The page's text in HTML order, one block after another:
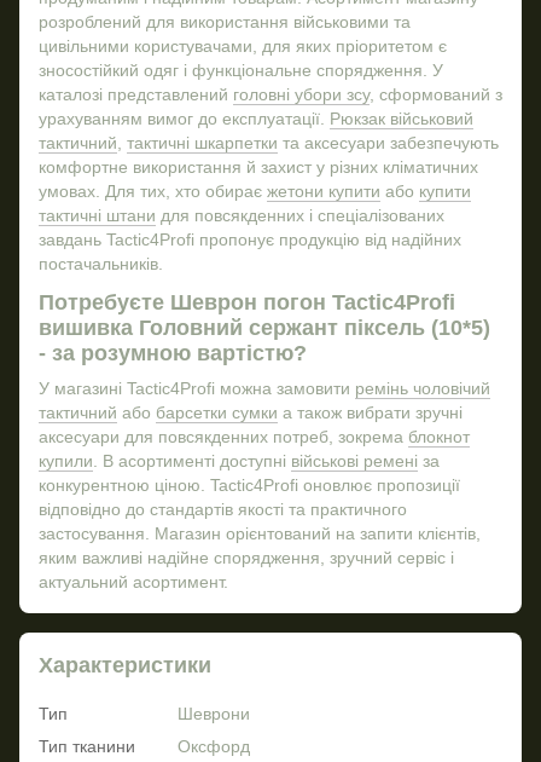
Купити ліхтар тактичний
Купити прапора
Тактичні флісові кофти
Устілки купити
Пончо дощовик купити
Підсумок для аптечки
Браслети для військових
Тактичний ремінь купити
Купити патчі військові
Защитні очки
Купити ніж військовий
Берці військові літні
Купити стікери
розроблений для використання військовими та
цивільними користувачами, для яких пріоритетом є
зносостійкий одяг і функціональне спорядження. У
каталозі представлений головні убори зсу, сформований з
урахуванням вимог до експлуатації. Рюкзак військовий
тактичний, тактичні шкарпетки та аксесуари забезпечують
комфортне використання й захист у різних кліматичних
умовах. Для тих, хто обирає жетони купити або купити
тактичні штани для повсякденних і спеціалізованих
завдань Tactic4Profi пропонує продукцію від надійних
постачальників.
Потребуєте Шеврон погон Tactic4Profi
вишивка Головний сержант піксель (10*5)
- за розумною вартістю?
У магазині Tactic4Profi можна замовити ремінь чоловічий
тактичний або барсетки сумки а також вибрати зручні
аксесуари для повсякденних потреб, зокрема блокнот
купили . В асортименті доступні військові ремені за
конкурентною ціною. Tactic4Profi оновлює пропозиції
відповідно до стандартів якості та практичного
застосування. Магазин орієнтований на запити клієнтів,
яким важливі надійне спорядження, зручний сервіс і
актуальний асортимент.
Характеристики
Тип
Шеврони
Тип тканини
Оксфорд